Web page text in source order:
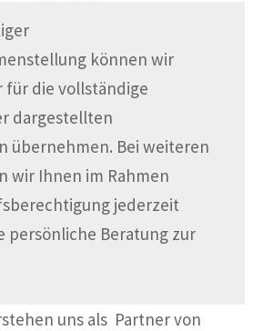
können wir
für die vollständige
dargestellten
übernehmen. Bei weiteren
wir Ihnen im Rahmen
jederzeit
persönliche Beratung zur
uns als Partner von